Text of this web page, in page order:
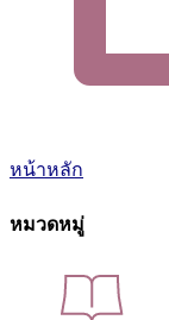
หน้าหลัก
หมวดหมู่